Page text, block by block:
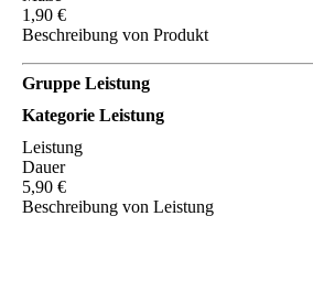
1,90 €
Beschreibung von Produkt
Gruppe Leistung
Kategorie Leistung
Leistung
Dauer
5,90 €
Beschreibung von Leistung